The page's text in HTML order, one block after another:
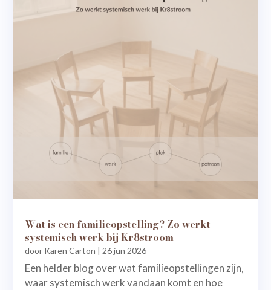
Wat is een familieopstelling? Zo werkt
systemisch werk bij Kr8stroom
door Karen Carton |26 jun 2026
Een helder blog over wat familieopstellingen zijn,
waar systemisch werk vandaan komt en hoe